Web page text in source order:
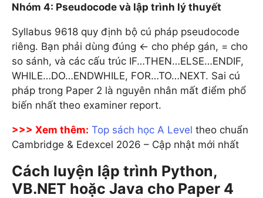
Nhóm 4: Pseudocode và lập trình lý thuyết
Syllabus 9618 quy định bộ cú pháp pseudocode
riêng. Bạn phải dùng đúng <- cho phép gán, = cho
so sánh, và các cấu trúc IF…THEN…ELSE…ENDIF,
WHILE…DO…ENDWHILE, FOR…TO…NEXT. Sai cú
pháp trong Paper 2 là nguyên nhân mất điểm phổ
biến nhất theo examiner report.
>>> Xem thêm: Top sách học A Level theo chuẩn
Cambridge & Edexcel 2026 – Cập nhật mới nhất
Cách luyện lập trình Python,
VB.NET hoặc Java cho Paper 4